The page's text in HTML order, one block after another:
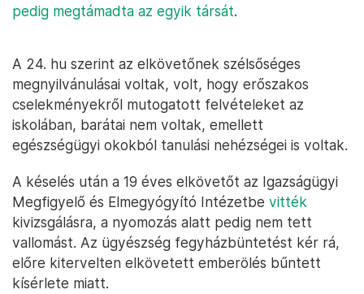
pedig megtámadta az egyik társát.
A 24. hu szerint az elkövetőnek szélsőséges
megnyilvánulásai voltak, volt, hogy erőszakos
cselekményekről mutogatott felvételeket az
iskolában, barátai nem voltak, emellett
egészségügyi okokból tanulási nehézségei is voltak.
A késelés után a 19 éves elkövetőt az Igazságügyi
Megfigyelő és Elmegyógyító Intézetbe vitték
kivizsgálásra, a nyomozás alatt pedig nem tett
vallomást. Az ügyészség fegyházbüntetést kér rá,
előre kitervelten elkövetett emberölés bűntett
kísérlete miatt.